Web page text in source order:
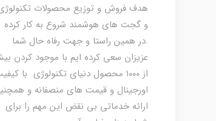
هدف فروش و توزیع محصولات
و گجت های هوشمند شروع به کار کرده
.در همین راستا و جهت رفاه حال شما
عزیزان سعی کرده ایم با موجود کردن
از ۱۰۰۰ محصول دنیای تکنولوژی با
اورجینال و قیمت های منصفانه و
ارائه خدماتی بی نقض این مهم را برای